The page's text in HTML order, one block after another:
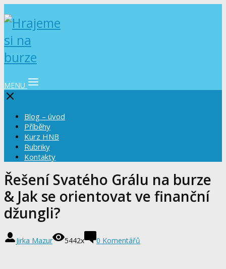
MENU
Blog – úvod
Příběhy
Kurz HNB
Rubriky
Kontakty
Řešení Svatého Grálu na burze
& Jak se orientovat ve finanční
džungli?
Jirka Mazur 5442x 0 Komentářů